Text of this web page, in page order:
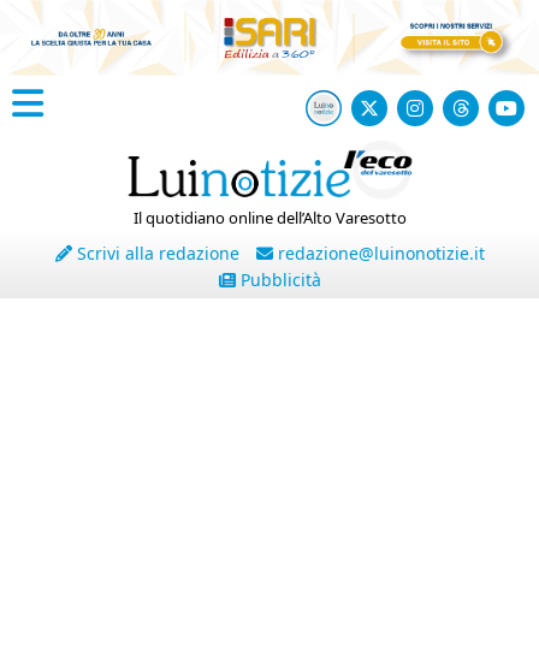
Il quotidiano online dell’Alto Varesotto
Scrivi alla redazione
redazione@luinonotizie.it
Pubblicità